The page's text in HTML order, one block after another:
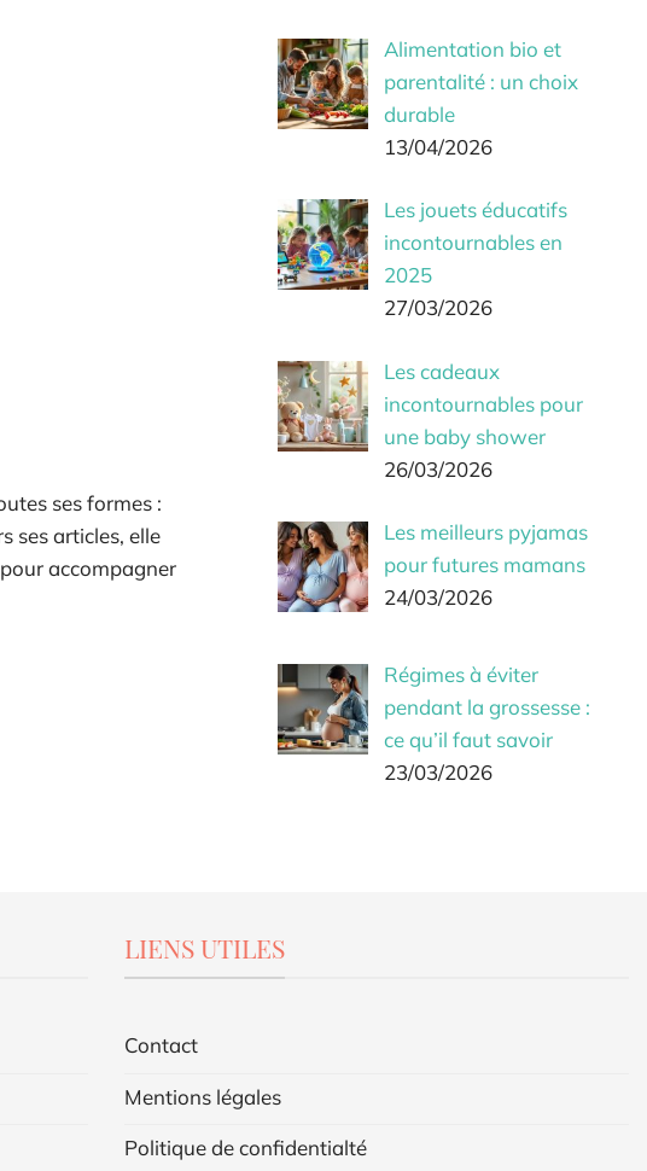
ses formes :
ses articles, elle
accompagner
Alimentation bio et
parentalité : un choix
durable
13/04/2026
Les jouets éducatifs
incontournables en
2025
27/03/2026
Les cadeaux
incontournables pour
une baby shower
26/03/2026
Les meilleurs pyjamas
pour futures mamans
24/03/2026
Régimes à éviter
pendant la grossesse :
ce qu’il faut savoir
23/03/2026
LIENS UTILES
Contact
Mentions légales
Politique de confidentialté